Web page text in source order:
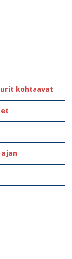
kohtaavat